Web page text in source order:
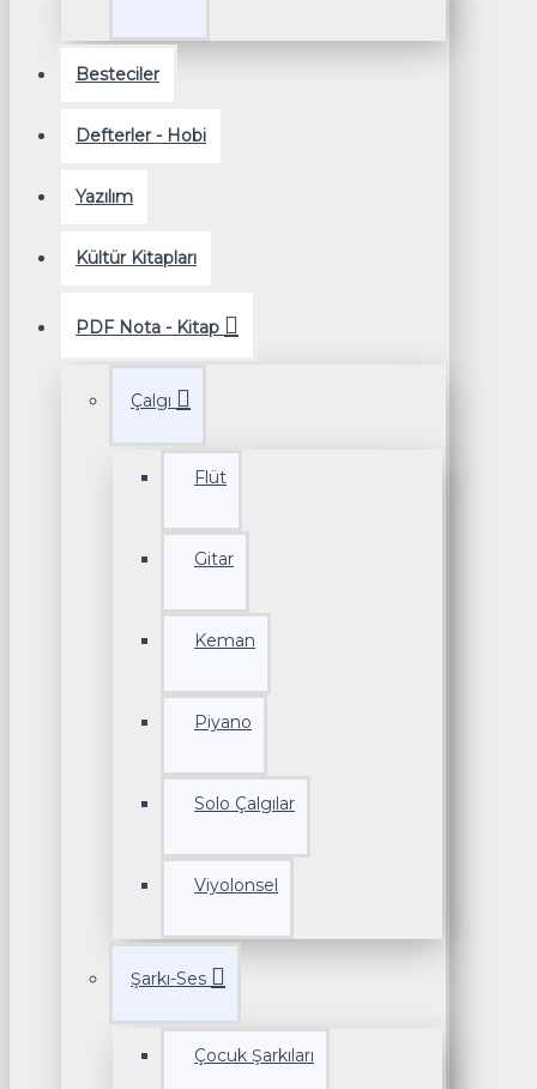
Besteciler
Defterler - Hobi
Yazılım
Kültür Kitapları
PDF Nota - Kitap
Çalgı
Flüt
Gitar
Keman
Piyano
Solo Çalgılar
Viyolonsel
Şarkı-Ses
Çocuk Şarkıları